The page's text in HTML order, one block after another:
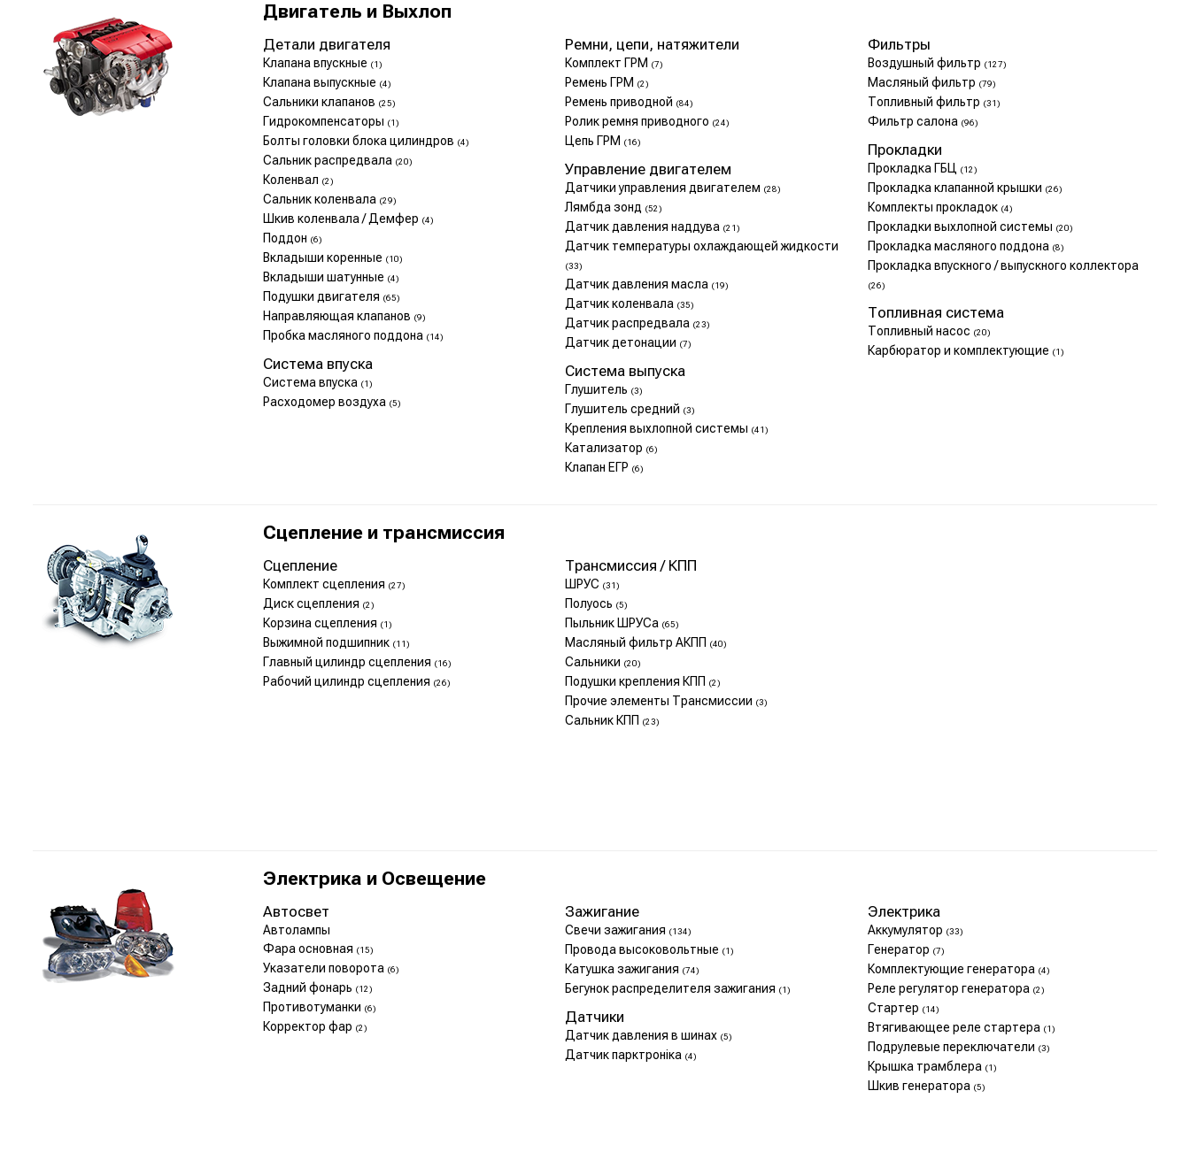
Двигатель и Выхлоп
Детали двигателя
Клапана впускные (1)
Клапана выпускные (4)
Сальники клапанов (25)
Гидрокомпенсаторы (1)
Болты головки блока цилиндров (4)
Сальник распредвала (20)
Коленвал (2)
Сальник коленвала (29)
Шкив коленвала / Демфер (4)
Поддон (6)
Вкладыши коренные (10)
Вкладыши шатунные (4)
Подушки двигателя (65)
Направляющая клапанов (9)
Пробка масляного поддона (14)
Ремни, цепи, натяжители
Комплект ГРМ (7)
Ремень ГРМ (2)
Ремень приводной (84)
Ролик ремня приводного (24)
Цепь ГРМ (16)
Фильтры
Воздушный фильтр (127)
Масляный фильтр (79)
Топливный фильтр (31)
Фильтр салона (96)
Прокладки
Прокладка ГБЦ (12)
Прокладка клапанной крышки (26)
Комплекты прокладок (4)
Прокладки выхлопной системы (20)
Прокладка масляного поддона (8)
Прокладка впускного / выпускного коллектора
(26)
Управление двигателем
Датчики управления двигателем (28)
Лямбда зонд (52)
Датчик давления наддува (21)
Датчик температуры охлаждающей жидкости
(33)
Датчик давления масла (19)
Датчик коленвала (35)
Датчик распредвала (23)
Датчик детонации (7)
Топливная система
Топливный насос (20)
Карбюратор и комплектующие (1)
Система впуска
Система впуска (1)
Расходомер воздуха (5)
Система выпуска
Глушитель (3)
Глушитель средний (3)
Крепления выхлопной системы (41)
Катализатор (6)
Клапан ЕГР (6)
Сцепление и трансмиссия
Сцепление
Комплект сцепления (27)
Диск сцепления (2)
Корзина сцепления (1)
Выжимной подшипник (11)
Главный цилиндр сцепления (16)
Рабочий цилиндр сцепления (26)
Трансмиссия / КПП
ШРУС (31)
Полуось (5)
Пыльник ШРУСа (65)
Масляный фильтр АКПП (40)
Сальники (20)
Подушки крепления КПП (2)
Прочие элементы Трансмиссии (3)
Сальник КПП (23)
Электрика и Освещение
Автосвет
Автолампы
Фара основная (15)
Указатели поворота (6)
Задний фонарь (12)
Противотуманки (6)
Корректор фар (2)
Зажигание
Свечи зажигания (134)
Провода высоковольтные (1)
Катушка зажигания (74)
Бегунок распределителя зажигания (1)
Электрика
Аккумулятор (33)
Генератор (7)
Комплектующие генератора (4)
Реле регулятор генератора (2)
Стартер (14)
Втягивающее реле стартера (1)
Подрулевые переключатели (3)
Крышка трамблера (1)
Шкив генератора (5)
Датчики
Датчик давления в шинах (5)
Датчик парктроніка (4)